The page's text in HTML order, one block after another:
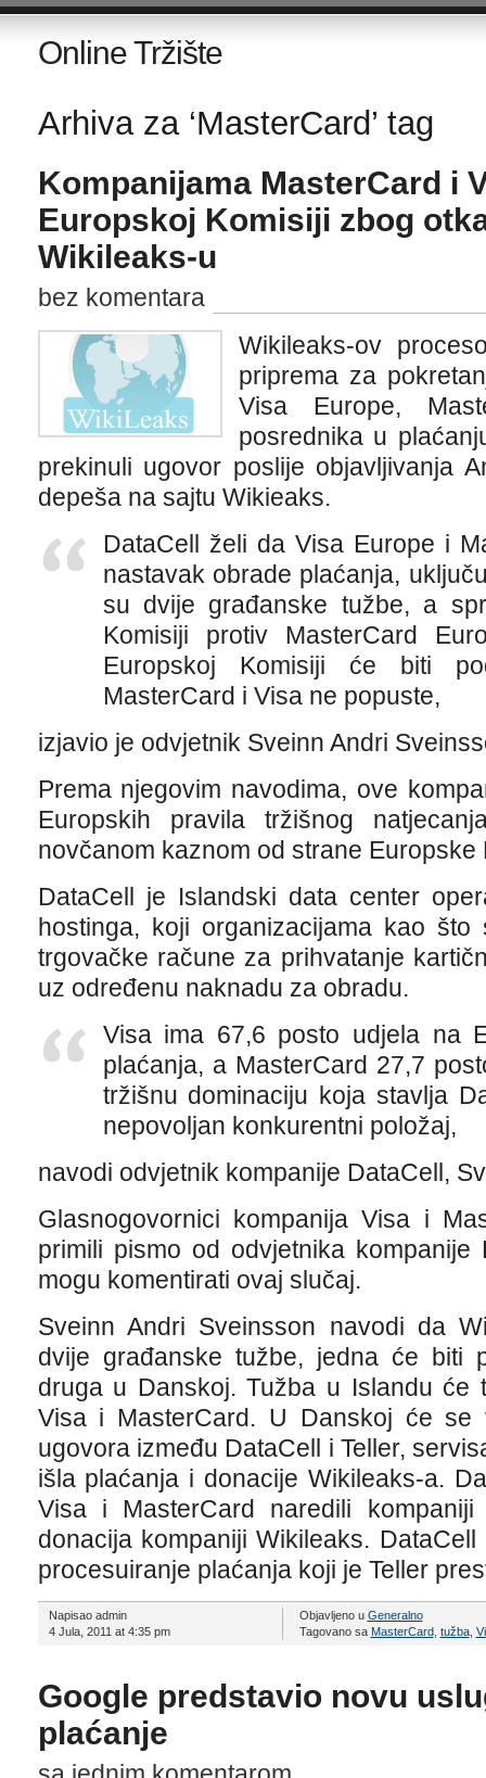
Online Tržište
Arhiva za ‘MasterCard’ tag
Kompanijama MasterCard i
Europskoj Komisiji zbog
Wikileaks-u
bez komentara
Wikileaks-ov
priprema za
Visa Europe,
posrednika u
prekinuli ugovor poslije objavljivanja
depeša na sajtu Wikieaks.
DataCell želi da Visa Europe i
nastavak obrade plaćanja,
su dvije građanske tužbe, a
Komisiji protiv MasterCard
Europskoj Komisiji će biti
MasterCard i Visa ne popuste,
izjavio je odvjetnik Sveinn Andri
Prema njegovim navodima, ove
Europskih pravila tržišnog
novčanom kaznom od strane Europske
DataCell je Islandski data center
hostinga, koji organizacijama kao
trgovačke račune za prihvatanje
uz određenu naknadu za obradu.
Visa ima 67,6 posto udjela na
plaćanja, a MasterCard 27,7
tržišnu dominaciju koja stavlja
nepovoljan konkurentni položaj,
navodi odvjetnik kompanije DataCell,
Glasnogovornici kompanija Visa i
primili pismo od odvjetnika
mogu komentirati ovaj slučaj.
Sveinn Andri Sveinsson navodi da
dvije građanske tužbe, jedna će biti
druga u Danskoj. Tužba u Islandu će
Visa i MasterCard. U Danskoj će se
ugovora između DataCell i Teller,
išla plaćanja i donacije Wikileaks-a.
Visa i MasterCard naredili
donacija kompaniji Wikileaks.
procesuiranje plaćanja koji je Teller
Napisao admin
4 Jula, 2011 at 4:35 pm
Objavljeno u Generalno
Tagovano sa MasterCard, tužba,
Google predstavio novu
plaćanje